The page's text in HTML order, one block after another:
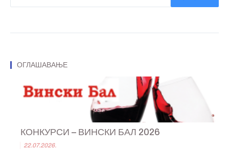
ОГЛАШАВАЊЕ
КОНКУРСИ – ВИНСКИ БАЛ 2026
22.07.2026.